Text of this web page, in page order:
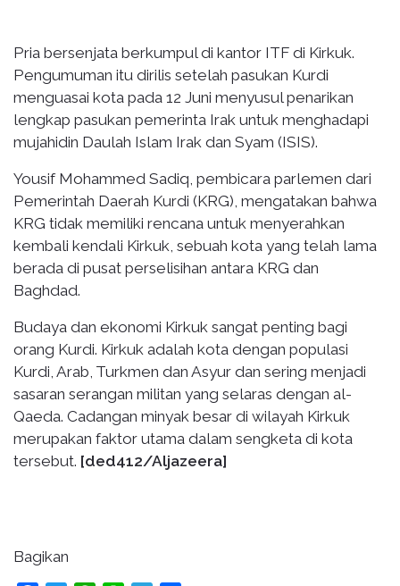
Pria bersenjata berkumpul di kantor ITF di Kirkuk.
Pengumuman itu dirilis setelah pasukan Kurdi
menguasai kota pada 12 Juni menyusul penarikan
lengkap pasukan pemerinta Irak untuk menghadapi
mujahidin Daulah Islam Irak dan Syam (ISIS).
Yousif Mohammed Sadiq, pembicara parlemen dari
Pemerintah Daerah Kurdi (KRG), mengatakan bahwa
KRG tidak memiliki rencana untuk menyerahkan
kembali kendali Kirkuk, sebuah kota yang telah lama
berada di pusat perselisihan antara KRG dan
Baghdad.
Budaya dan ekonomi Kirkuk sangat penting bagi
orang Kurdi. Kirkuk adalah kota dengan populasi
Kurdi, Arab, Turkmen dan Asyur dan sering menjadi
sasaran serangan militan yang selaras dengan al-
Qaeda. Cadangan minyak besar di wilayah Kirkuk
merupakan faktor utama dalam sengketa di kota
tersebut. [ded412/Aljazeera]
Bagikan